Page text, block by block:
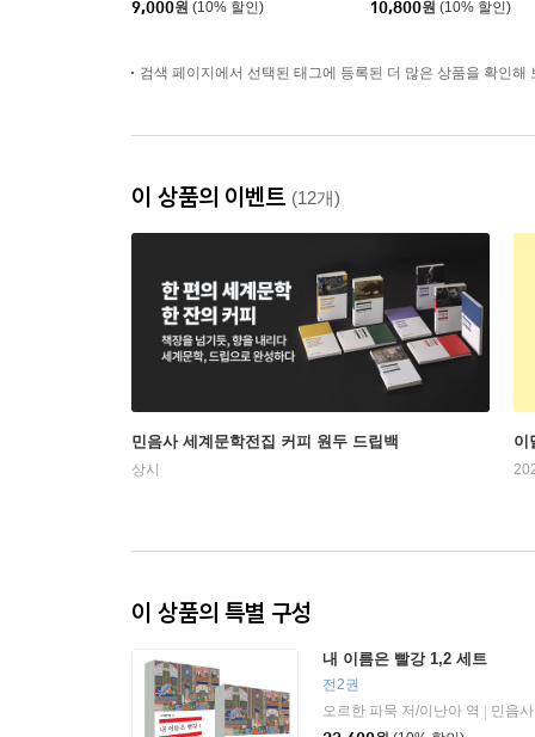
9,000원 (10% 할인)
10,800원 (10% 할인)
검색 페이지에서 선택된 태그에 등록된 더 많은 상품을 확인해
이 상품의 이벤트 (12개)
민음사 세계문학전집 커피 원두 드립백
상시
이
이 상품의 특별 구성
내 이름은 빨강 1,2 세트
전2권
오르한 파묵 저/이난아 역 | 민음사